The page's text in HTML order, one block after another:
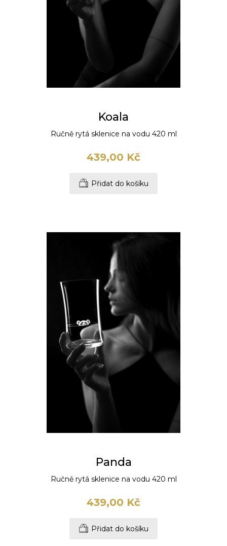
Koala
Ručně rytá sklenice na vodu 420 ml
439,00 Kč
Přidat do košíku
Panda
Ručně rytá sklenice na vodu 420 ml
439,00 Kč
Přidat do košíku